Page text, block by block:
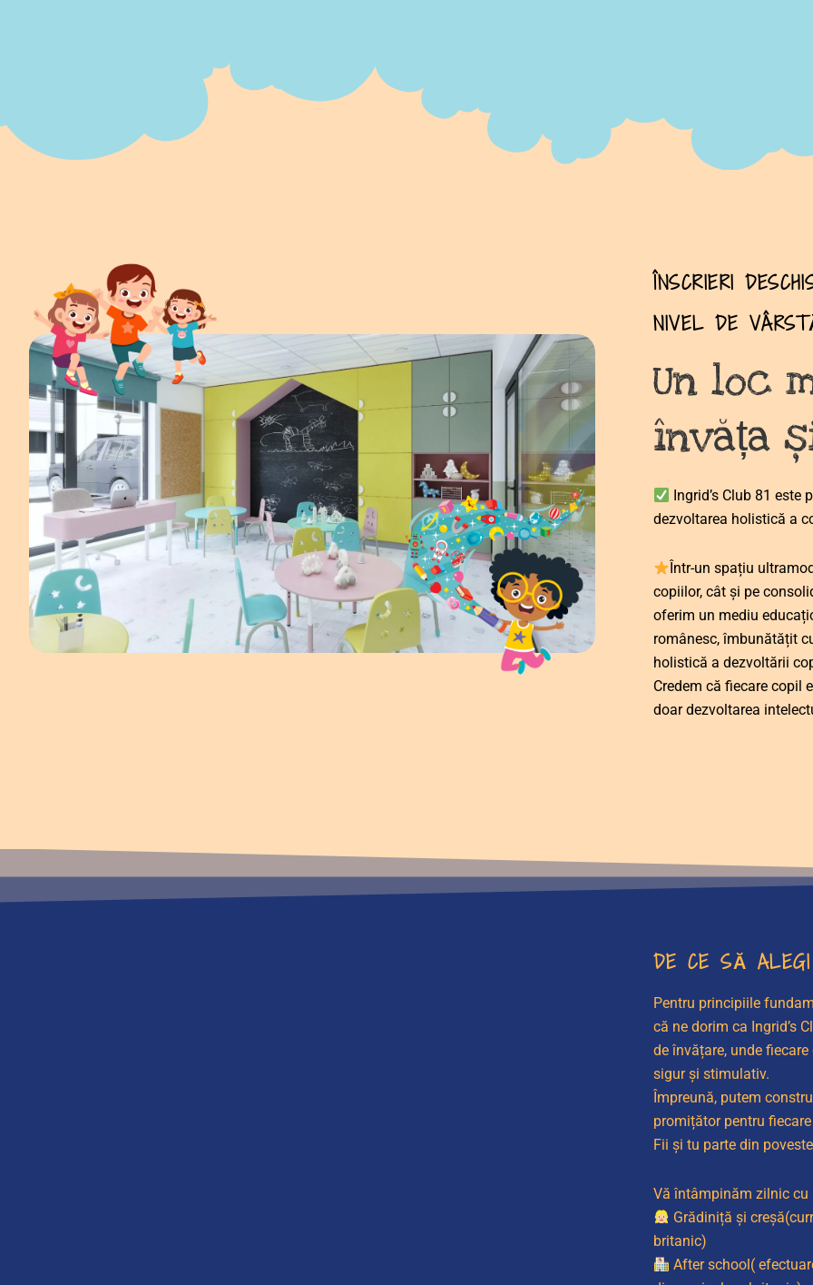
ÎNSCRIERI
NIVEL DE
Un loc
învăța
Ingrid’s Club 81
dezvoltarea holistică a
Într-un spațiu
copiilor, cât și pe
oferim un mediu
românesc, îmbunătățit
holistică a dezvoltării
Credem că fiecare copil
doar dezvoltarea
DE CE SĂ ALEGI
Pentru principiile
că ne dorim ca Ingrid’s
de învățare, unde
sigur și stimulativ.
Împreună, putem
promițător pentru
Fii și tu parte din
Vă întâmpinăm zilnic cu
Grădiniță și
britanic)
After school(